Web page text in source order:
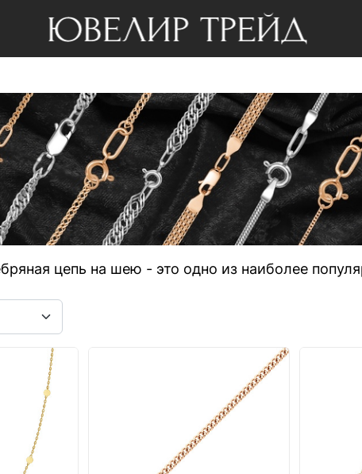
цепь на шею - это одно из наиболее